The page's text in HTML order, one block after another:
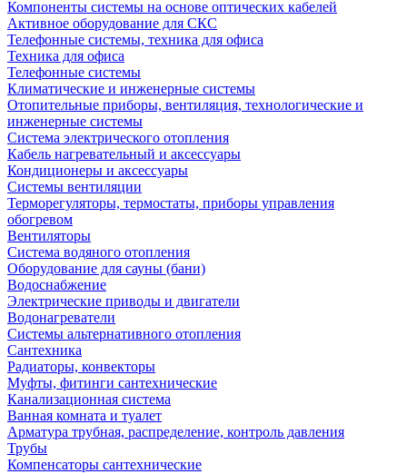
Компоненты системы на основе оптических кабелей
Активное оборудование для СКС
Телефонные системы, техника для офиса
Техника для офиса
Телефонные системы
Климатические и инженерные системы
Отопительные приборы, вентиляция, технологические и
инженерные системы
Система электрического отопления
Кабель нагревательный и аксессуары
Кондиционеры и аксессуары
Системы вентиляции
Терморегуляторы, термостаты, приборы управления
обогревом
Вентиляторы
Система водяного отопления
Оборудование для сауны (бани)
Водоснабжение
Электрические приводы и двигатели
Водонагреватели
Системы альтернативного отопления
Сантехника
Радиаторы, конвекторы
Муфты, фитинги сантехнические
Канализационная система
Ванная комната и туалет
Арматура трубная, распределение, контроль давления
Трубы
Компенсаторы сантехнические